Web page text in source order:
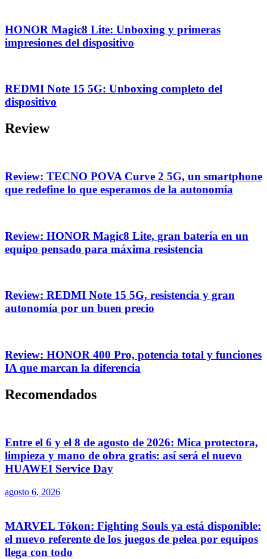
HONOR Magic8 Lite: Unboxing y primeras
impresiones del dispositivo
REDMI Note 15 5G: Unboxing completo del
dispositivo
Review
Review: TECNO POVA Curve 2 5G, un smartphone
que redefine lo que esperamos de la autonomía
Review: HONOR Magic8 Lite, gran batería en un
equipo pensado para máxima resistencia
Review: REDMI Note 15 5G, resistencia y gran
autonomía por un buen precio
Review: HONOR 400 Pro, potencia total y funciones
IA que marcan la diferencia
Recomendados
Entre el 6 y el 8 de agosto de 2026: Mica protectora,
limpieza y mano de obra gratis: así será el nuevo
HUAWEI Service Day
agosto 6, 2026
MARVEL Tōkon: Fighting Souls ya está disponible:
el nuevo referente de los juegos de pelea por equipos
llega con todo